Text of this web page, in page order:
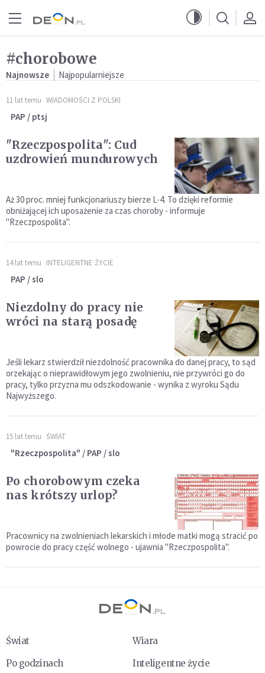
#chorobowe
Najnowsze Najpopularniejsze
11 lat temu WIADOMOŚCI Z POLSKI
PAP / ptsj
"Rzeczpospolita": Cud
uzdrowień mundurowych
Aż 30 proc. mniej funkcjonariuszy bierze L-4. To dzięki reformie
obniżającej ich uposażenie za czas choroby - informuje
"Rzeczpospolita".
14 lat temu INTELIGENTNE ŻYCIE
PAP / slo
Niezdolny do pracy nie
wróci na starą posadę
Jeśli lekarz stwierdził niezdolność pracownika do danej pracy, to sąd
orzekając o nieprawidłowym jego zwolnieniu, nie przywróci go do
pracy, tylko przyzna mu odszkodowanie - wynika z wyroku Sądu
Najwyższego.
15 lat temu ŚWIAT
"Rzeczpospolita" / PAP / slo
Po chorobowym czeka
nas krótszy urlop?
Pracownicy na zwolnieniach lekarskich i młode matki mogą stracić po
powrocie do pracy część wolnego - ujawnia "Rzeczpospolita".
Świat
Wiara
Po godzinach
Inteligentne życie